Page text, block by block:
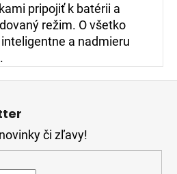
pripojiť k batérii a
režim. O všetko
a nadmieru
či zľavy!